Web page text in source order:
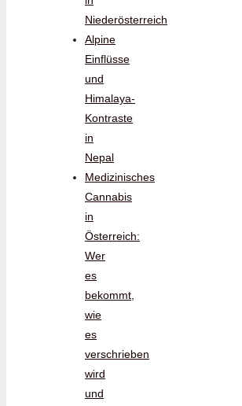
Niederösterreich
Alpine
Einflüsse
und
Himalaya-
Kontraste
in
Nepal
Medizinisches
Cannabis
in
Österreich:
Wer
es
bekommt,
wie
es
verschrieben
wird
und